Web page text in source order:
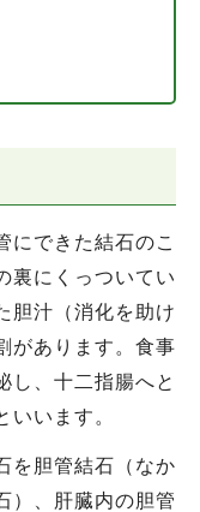
にできた結石のこ
裏にくっついてい
胆汁（消化を助け
があります。食事
し、十二指腸へと
いいます。
を胆管結石（なか
）、肝臓内の胆管